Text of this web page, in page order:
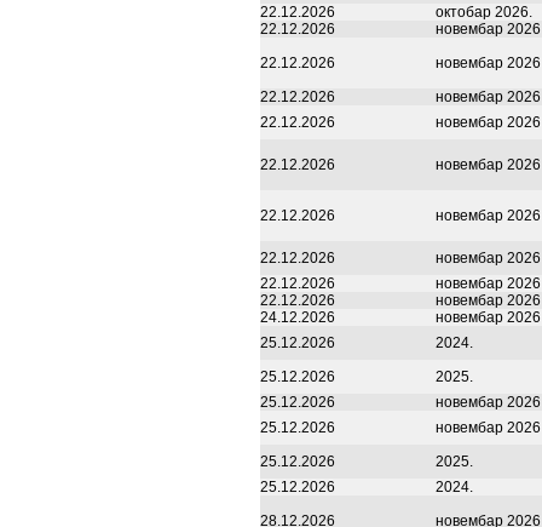
22.12.2026
октобар 2026.
22.12.2026
новембар
22.12.2026
новембар
22.12.2026
новембар
22.12.2026
новембар
22.12.2026 новембар
22.12.2026 новембар
22.12.2026
новембар
22.12.2026
новембар
22.12.2026
новембар
24.12.2026
новембар
25.12.2026
2024.
25.12.2026
2025.
25.12.2026
новембар
25.12.2026
новембар
25.12.2026
2025.
25.12.2026
2024.
28.12.2026
новембар